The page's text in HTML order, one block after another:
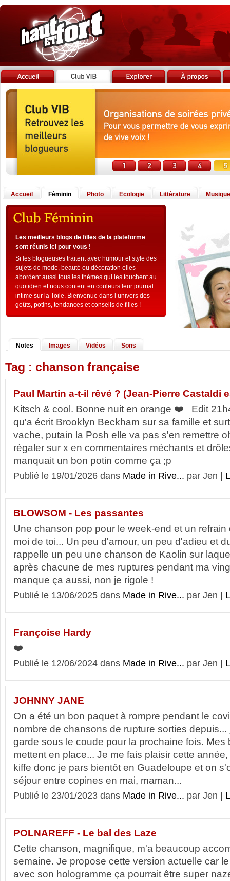
Accueil Féminin Photo Ecologie Littérature Musique
Les meilleurs blogs de filles de la plateforme
sont réunis ici pour vous !
Si les blogueuses traitent avec humour et style des
sujets de mode, beauté ou décoration elles
abordent aussi tous les thèmes qui les touchent au
quotidien et nous content en couleurs leur journal
intime sur la Toile. Bienvenue dans l’univers des
goûts, potins, tendances et conseils de filles !
Notes Images Vidéos Sons
Tag : chanson française
Paul Martin a-t-il rêvé ? (Jean-Pierre Castaldi
Kitsch & cool. Bonne nuit en orange ❤️ Edit
qu'a écrit Brooklyn Beckham sur sa famille et
vache, putain la Posh elle va pas s'en remettre
régaler sur x en commentaires méchants et
manquait un bon potin comme ça ;p
Publié le 19/01/2026 dans Made in Rive... par Jen |
BLOWSOM - Les passantes
Une chanson pop pour le week-end et un refrain
moi de toi... Un peu d'amour, un peu d'adieu et
rappelle un peu une chanson de Kaolin sur
après chacune de mes ruptures pendant ma
manque ça aussi, non je rigole !
Publié le 13/06/2025 dans Made in Rive... par Jen |
Françoise Hardy
❤️
Publié le 12/06/2024 dans Made in Rive... par Jen |
JOHNNY JANE
On a été un bon paquet à rompre pendant le
nombre de chansons de rupture sorties
garde sous le coude pour la prochaine fois. Mes
mettent en place... Je me fais plaisir cette
kiffe donc je pars bientôt en Guadeloupe et on
séjour entre copines en mai, maman...
Publié le 23/01/2023 dans Made in Rive... par Jen |
POLNAREFF - Le bal des Laze
Cette chanson, magnifique, m'a beaucoup
semaine. Je propose cette version actuelle car
avec son hologramme ça pourrait être super